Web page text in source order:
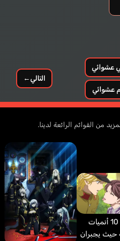
عشوائي
عشوائي
التالي←
من القوائم الرائعة لدينا.
أفضل 10 أنميات
حيث يجبران